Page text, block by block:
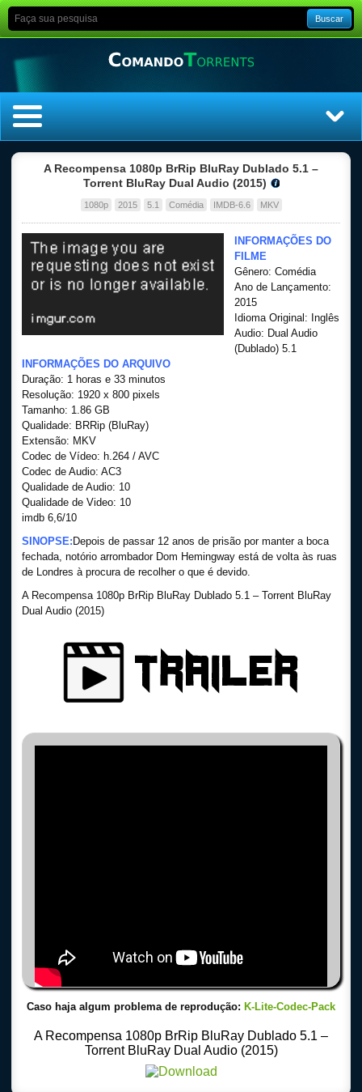
Buscar
Top Séries
Filmes
A Recompensa 1080p BrRip BluRay Dublado 5.1 –
Torrent BluRay Dual Audio (2015)
1080p 2015 5.1 Comédia IMDB-6.6 MKV
INFORMAÇÕES DO
FILME
Gênero: Comédia
Ano de Lançamento:
2015
Idioma Original: Inglês
Audio: Dual Audio
(Dublado) 5.1
INFORMAÇÕES DO ARQUIVO
Duração: 1 horas e 33 minutos
Resolução: 1920 x 800 pixels
Tamanho: 1.86 GB
Qualidade: BRRip (BluRay)
Extensão: MKV
Codec de Vídeo: h.264 / AVC
Codec de Audio: AC3
Qualidade de Audio: 10
Qualidade de Video: 10
imdb 6,6/10
SINOPSE: Depois de passar 12 anos de prisão por manter a boca
fechada, notório arrombador Dom Hemingway está de volta às ruas
de Londres à procura de recolher o que é devido.
A Recompensa 1080p BrRip BluRay Dublado 5.1 – Torrent BluRay
Dual Audio (2015)
Caso haja algum problema de reprodução: K-Lite-Codec-Pack
A Recompensa 1080p BrRip BluRay Dublado 5.1 –
Torrent BluRay Dual Audio (2015)